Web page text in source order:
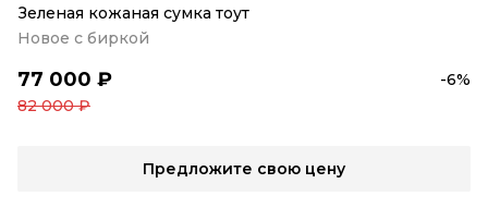
Зеленая кожаная сумка тоут
Новое с биркой
77 000 ₽
-6%
82 000 ₽
Предложите свою цену